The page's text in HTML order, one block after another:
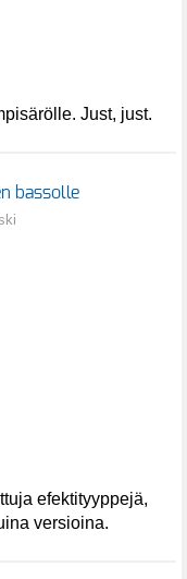
Just, just.
bassolle
efektityyppejä,
versioina.